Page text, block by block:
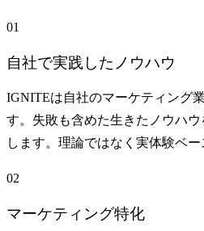
01
自社で実践したノウハウ
IGNITEは自社のマーケティング
す。失敗も含めた生きたノウハ
します。理論ではなく実体験ベー
02
マーケティング特化